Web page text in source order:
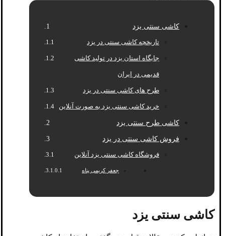
کاشی سنتی یزد
تاریخچه کاشی سنتی در یزد
جایگاه استان یزد در تولید کاشی
قدیمی در ایران
طرح های کاشی سنتی در یزد
خرید کاشی سنتی یزد به صورت آنلاین
کاشی طرح سنتی یزد
فروش کاشی سنتی در یزد
فروشگاه کاشی سنتی یزد آنلاین
جعفر کریمی پناه
کاشی سنتی یزد